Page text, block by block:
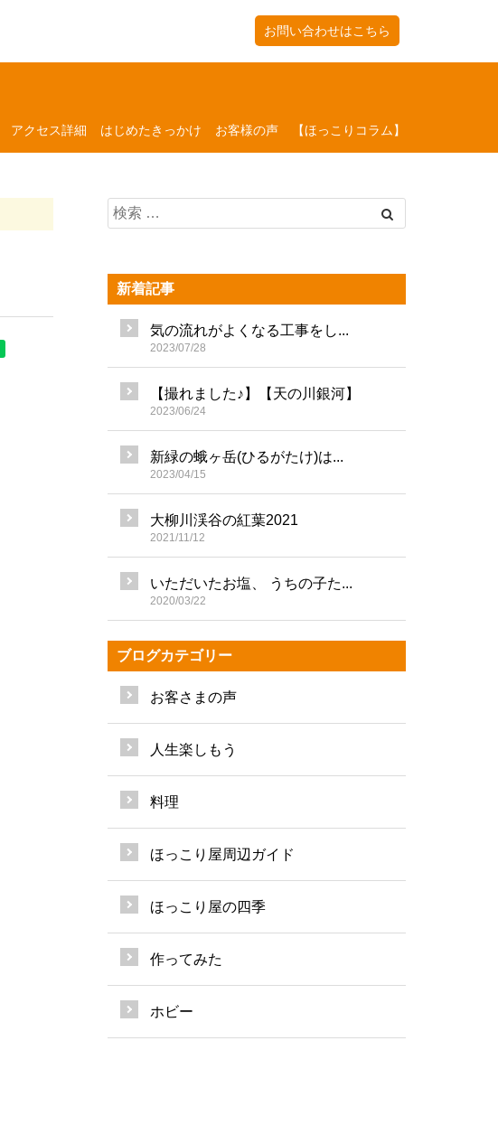
お問い合わせはこちら
アクセス詳細 はじめたきっかけ お客様の声 【ほっこりコラム】
新着記事
気の流れがよくなる工事をし...
2023/07/28
【撮れました♪】【天の川銀河】
2023/06/24
新緑の蛾ヶ岳(ひるがたけ)は...
2023/04/15
大柳川渓谷の紅葉2021
2021/11/12
いただいたお塩、 うちの子た...
2020/03/22
ブログカテゴリー
お客さまの声
人生楽しもう
料理
ほっこり屋周辺ガイド
ほっこり屋の四季
作ってみた
ホビー